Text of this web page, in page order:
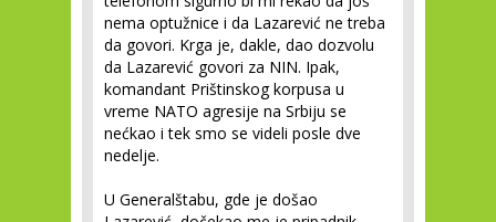
nema optužnice i da Lazarević ne treba
da govori. Krga je, dakle, dao dozvolu
da Lazarević govori za NIN. Ipak,
komandant Prištinskog korpusa u
vreme NATO agresije na Srbiju se
nećkao i tek smo se videli posle dve
nedelje.
U Generalštabu, gde je došao